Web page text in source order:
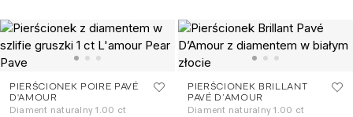
PIERŚCIONEK POIRE PAVÉ
D'AMOUR
Diament naturalny 1.00 ct
PIERŚCIONEK BRILLANT
PAVÉ D’AMOUR
Diament naturalny 1.00 ct